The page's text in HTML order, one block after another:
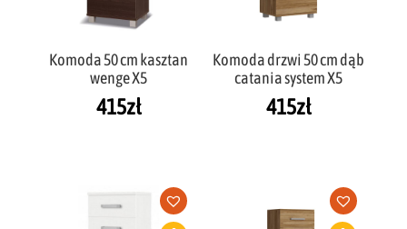
Komoda 50 cm kasztan
wenge X5
415zł
Komoda drzwi 50 cm dąb
catania system X5
415zł